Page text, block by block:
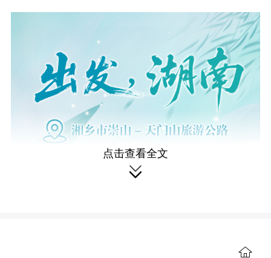
r
e
e
点击查看全文
